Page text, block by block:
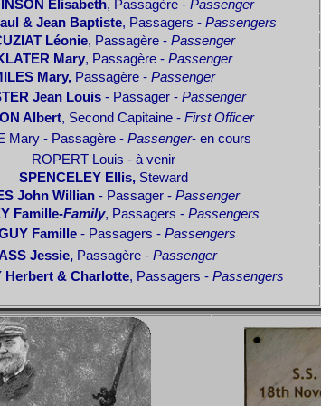
Elisabeth, Passagère - Passenger
& Jean Baptiste, Passagers - Passengers
Léonie, Passagère - Passenger
Mary, Passagère - Passenger
Mary, Passagère - Passenger
Jean Louis - Passager - Passenger
Albert, Second Capitaine - First Officer
Mary -Passagère - Passenger- en cours
ROPERT Louis - à venir
SPENCELEYEllis, Steward
John Willian- Passager - Passenger
Famille-Family, Passagers - Passengers
Famille- Passagers - Passengers
Jessie, Passagère - Passenger
Herbert & Charlotte, Passagers - Passengers